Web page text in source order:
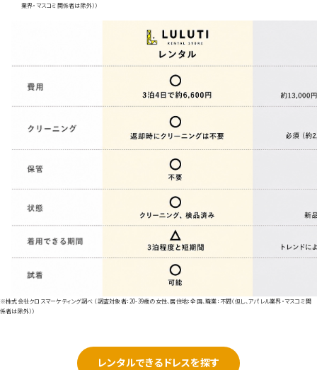
業界・マスコミ関係者は除外））
※株式会社クロスマーケティング調べ （調査対象者：20-39歳の女性、居住地：全国、職業：不問（但し、アパレル業界・マスコミ関
係者は除外））
レンタルできるドレスを探す